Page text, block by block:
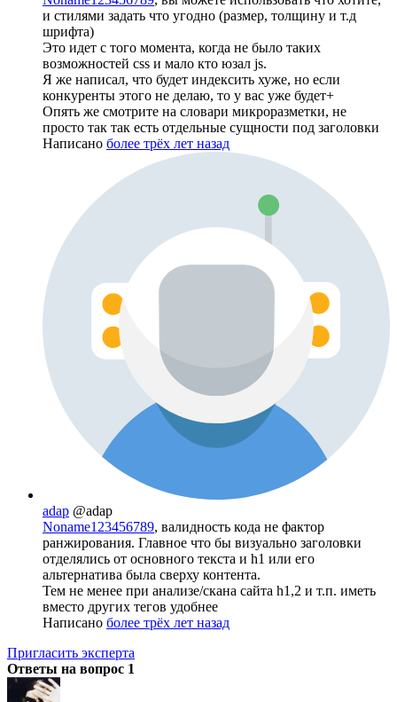
и стилями задать что угодно (размер, толщину и т.д
шрифта)
Это идет с того момента, когда не было таких
возможностей css и мало кто юзал js.
Я же написал, что будет индексить хуже, но если
конкуренты этого не делаю, то у вас уже будет+
Опять же смотрите на словари микроразметки, не
просто так так есть отдельные сущности под заголовки
Написано более трёх лет назад
adap @adap
Noname123456789, валидность кода не фактор
ранжирования. Главное что бы визуально заголовки
отделялись от основного текста и h1 или его
альтернатива была сверху контента.
Тем не менее при анализе/скана сайта h1,2 и т.п. иметь
вместо других тегов удобнее
Написано более трёх лет назад
Пригласить эксперта
Ответы на вопрос 1